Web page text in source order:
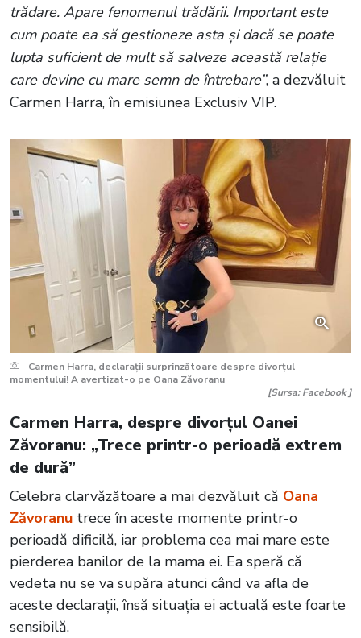
trădare. Apare fenomenul trădării. Important este
cum poate ea să gestioneze asta și dacă se poate
lupta suficient de mult să salveze această relație
care devine cu mare semn de întrebare”, a dezvăluit
Carmen Harra, în emisiunea Exclusiv VIP.
Carmen Harra, declarații surprinzătoare despre divorțul
momentului! A avertizat-o pe Oana Zăvoranu
[Sursa: Facebook ]
Carmen Harra, despre divorțul Oanei
Zăvoranu: „Trece printr-o perioadă extrem
de dură”
Celebra clarvăzătoare a mai dezvăluit că Oana
Zăvoranu trece în aceste momente printr-o
perioadă dificilă, iar problema cea mai mare este
pierderea banilor de la mama ei. Ea speră că
vedeta nu se va supăra atunci când va afla de
aceste declarații, însă situația ei actuală este foarte
sensibilă.